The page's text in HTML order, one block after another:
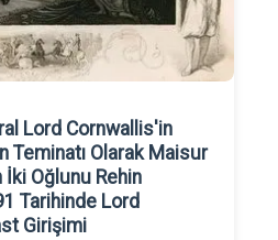
Lord Cornwallis'in
Teminatı Olarak Maisur
İki Oğlunu Rehin
Tarihinde Lord
Girişimi